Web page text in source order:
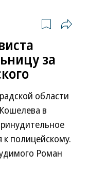
за
области
в
полицейскому.
Роман